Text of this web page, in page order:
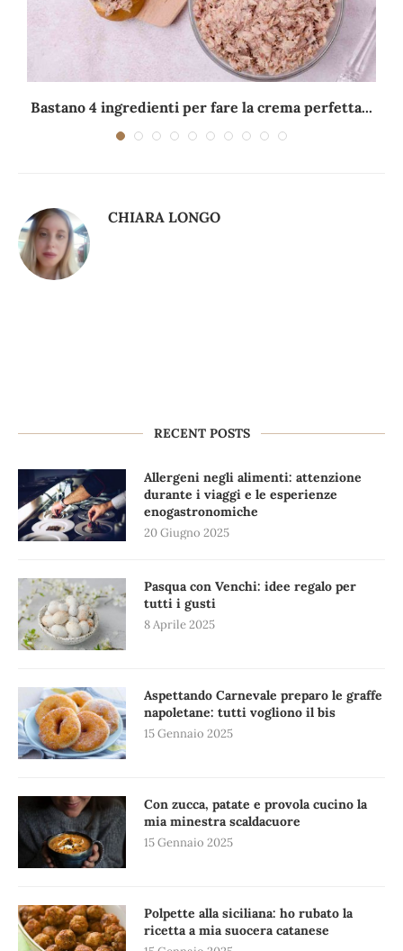
Bastano 4 ingredienti per fare la crema perfetta...
CHIARA LONGO
RECENT POSTS
Allergeni negli alimenti: attenzione
durante i viaggi e le esperienze
enogastronomiche
20 Giugno 2025
Pasqua con Venchi: idee regalo per
tutti i gusti
8 Aprile 2025
Aspettando Carnevale preparo le graffe
napoletane: tutti vogliono il bis
15 Gennaio 2025
Con zucca, patate e provola cucino la
mia minestra scaldacuore
15 Gennaio 2025
Polpette alla siciliana: ho rubato la
ricetta a mia suocera catanese